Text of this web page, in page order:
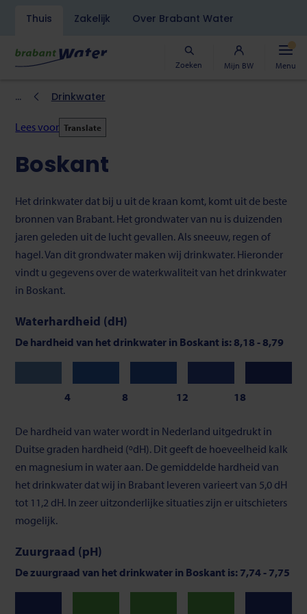
Overslaan
naar
de
gaan
Thuis Zakelijk Over Brabant Water
Zoeken Mijn BW Menu
Kruimelpad
Drinkwater
Lees voor Translate
Boskant
Het drinkwater dat bij u uit de kraan komt, komt uit de beste
bronnen van Brabant. Het grondwater van nu is duizenden
jaren geleden uit de lucht gevallen. Als sneeuw, regen of
hagel. Van dit grondwater maken wij drinkwater. Hieronder
vindt u gegevens over de waterkwaliteit van het drinkwater
in Boskant.
Waterhardheid (dH)
De hardheid van het drinkwater in Boskant is: 8,18 - 8,79
zacht
4 8 12
hard
18
Schaalverdeling
van
waterhardheid
De hardheid van water wordt in Nederland uitgedrukt in
Duitse graden hardheid (ºdH). Dit geeft de hoeveelheid kalk
en magnesium in water aan. De gemiddelde hardheid van
het drinkwater dat wij in Brabant leveren varieert van 5,0 dH
tot 11,2 dH. In zeer uitzonderlijke situaties zijn er uitschieters
mogelijk.
Zuurgraad (pH)
De zuurgraad van het drinkwater in Boskant is: 7,74 - 7,75
NeutraalNeutraalNeutraal